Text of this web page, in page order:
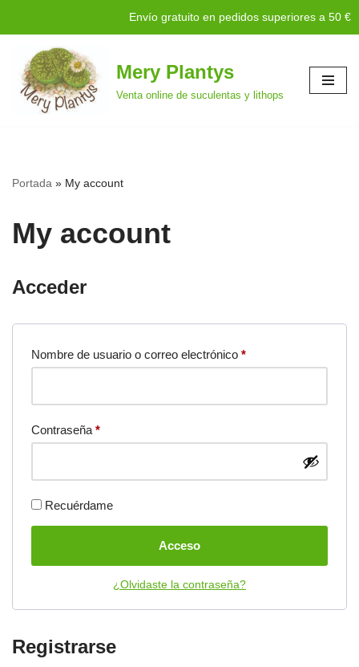
Envío gratuito en pedidos superiores a 50 €
Saltar
al
contenido
Mery Plantys
Venta online de suculentas y lithops
Portada » My account
My account
Acceder
Nombre de usuario o correo electrónico *
Contraseña *
Recuérdame
Acceso
¿Olvidaste la contraseña?
Registrarse